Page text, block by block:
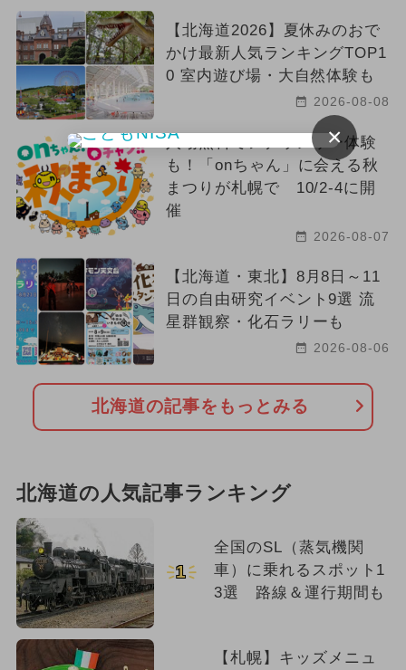
【北海道2026】夏休みのおで
かけ最新人気ランキングTOP1
0 室内遊び場・大自然体験も
2026-08-08
入場無料でアナウンサー体験
も！「onちゃん」に会える秋
まつりが札幌で 10/2-4に開
催
2026-08-07
【北海道・東北】8月8日～11
日の自由研究イベント9選 流
星群観察・化石ラリーも
2026-08-06
北海道の記事をもっとみる
北海道の人気記事ランキング
1
全国のSL（蒸気機関
車）に乗れるスポット1
3選 路線＆運行期間も
【札幌】キッズメニュ
×